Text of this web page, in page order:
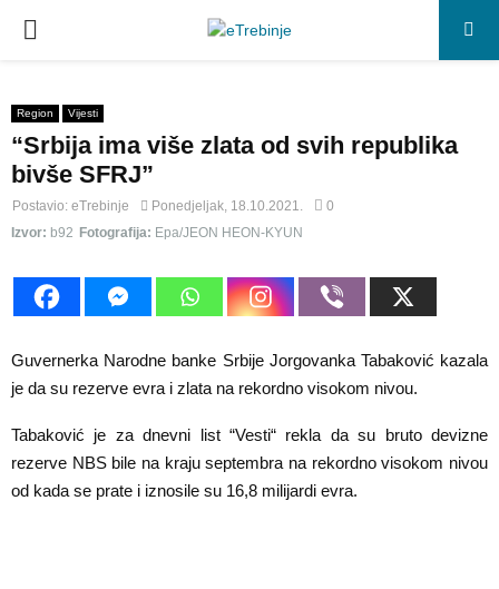
P
I
M
A
Y
M
Region Vijesti
“Srbija ima više zlata od svih republika
bivše SFRJ”
Postavio: eTrebinje Ponedjeljak, 18.10.2021.
0
Izvor: b92 Fotografija: Epa/JEON HEON-KYUN
Guvernerka Narodne banke Srbije Jorgovanka Tabaković kazala
je da su rezerve evra i zlata na rekordno visokom nivou.
Tabaković je za dnevni list “Vesti“ rekla da su bruto devizne
rezerve NBS bile na kraju septembra na rekordno visokom nivou
od kada se prate i iznosile su 16,8 milijardi evra.